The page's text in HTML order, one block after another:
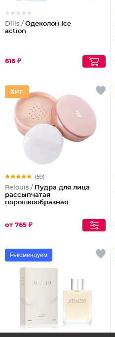
Dilis / Одеколон Ice
action
616 ₽
(59)
Relouis / Пудра для лица
рассыпчатая
порошкообразная
от 765 ₽
Рекомендуем